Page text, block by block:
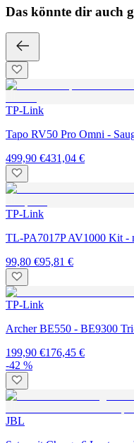
Das könnte dir auch
TP-Link
Tapo RV50 Pro Omni -
499,90 €431,04 €
TP-Link
TL-PA7017P AV1000 Kit -
99,80 €95,81 €
TP-Link
Archer BE550 - BE9300
199,90 €176,45 €
-42 %
JBL